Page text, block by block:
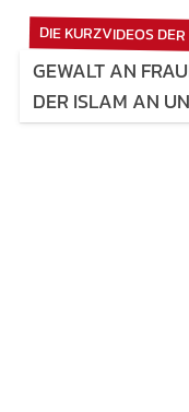
DIE KURZVIDEOS
GEWALT AN
DER ISLAM AN